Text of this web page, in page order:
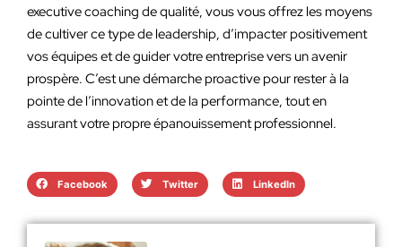
executive coaching de qualité, vous vous offrez les moyens
de cultiver ce type de leadership, d’impacter positivement
vos équipes et de guider votre entreprise vers un avenir
prospère. C’est une démarche proactive pour rester à la
pointe de l’innovation et de la performance, tout en
assurant votre propre épanouissement professionnel.
Facebook Twitter LinkedIn